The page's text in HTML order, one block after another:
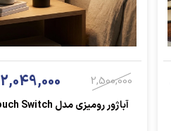
2,500,000
2,049,000
آباژور رومیزی مدل Touch Switch